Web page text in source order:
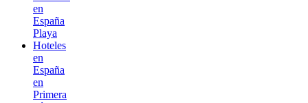
en
España
Playa
Hoteles
en
España
en
Primera